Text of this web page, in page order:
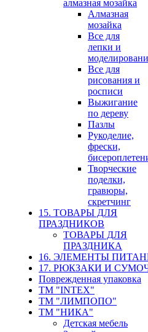
алмазная мозайка
Алмазная
мозайка
Все для
лепки и
Все для
рисования и
росписи
Выжигание
по дереву
Пазлы
Рукоделие,
фрески,
Творческие
поделки,
гравюры,
скретчинг
15. ТОВАРЫ ДЛЯ
ПРАЗДНИКОВ
ТОВАРЫ ДЛЯ
ПРАЗДНИКА
16. ЭЛЕМЕНТЫ
17. РЮКЗАКИ И
Поврежденная упаковка
ТМ "INTEX"
ТМ "ЛИМПОПО"
ТМ "НИКА"
Детская мебель